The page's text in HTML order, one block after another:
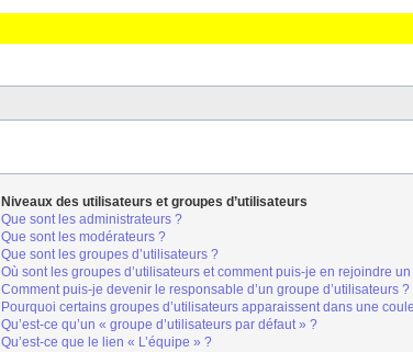
Niveaux des utilisateurs et groupes d’utilisateurs
Que sont les administrateurs ?
Que sont les modérateurs ?
Que sont les groupes d’utilisateurs ?
Où sont les groupes d’utilisateurs et comment puis-je en rejoindre un
Comment puis-je devenir le responsable d’un groupe d’utilisateurs ?
Pourquoi certains groupes d’utilisateurs apparaissent dans une
Qu’est-ce qu’un « groupe d’utilisateurs par défaut » ?
Qu’est-ce que le lien « L’équipe » ?